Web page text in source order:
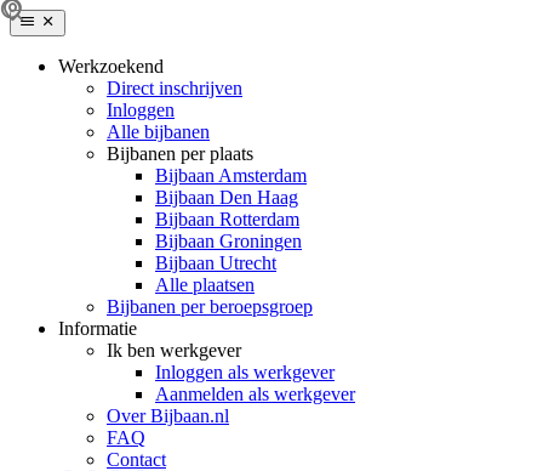
Werkzoekend
Direct inschrijven
Inloggen
Alle bijbanen
Bijbanen per plaats
Bijbaan Amsterdam
Bijbaan Den Haag
Bijbaan Rotterdam
Bijbaan Groningen
Bijbaan Utrecht
Alle plaatsen
Bijbanen per beroepsgroep
Informatie
Ik ben werkgever
Inloggen als werkgever
Aanmelden als werkgever
Over Bijbaan.nl
FAQ
Contact